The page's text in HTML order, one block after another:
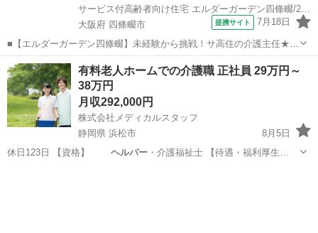
サービス付高齢者向け住宅 エルダーガーデン四條畷/2780000020-026
大阪府 四條畷市
提携サイト 7月18日
■【エルダーガーデン四條畷】未経験から挑戦！サ高住の介護主任★
大阪府四條畷市のサ高住で、将来を見据えてマネジメントを学びたい
介護福祉士さんを募集中。主任経験がなくても大歓迎です！ ＼ここが
ポイント！/ ◎段階的なキャリア...
大阪 四條畷市 ホームヘルパー
有料老人ホームでの介護職 正社員 29万円～
38万円
月収292,000円
株式会社メディカルスタッフ
静岡県 浜松市
8月5日
休日123日 【資格】 ヘルパー ・介護福祉士 【待遇・福利厚生…